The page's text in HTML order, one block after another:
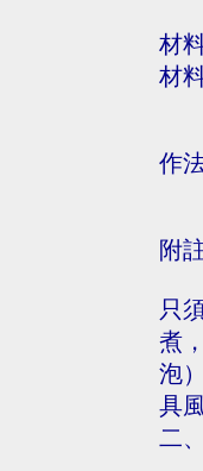
材
材
作
附
只
煮
泡
具
二